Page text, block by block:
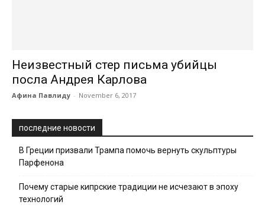
Неизвестный стер письма убийцы
посла Андрея Карлова
Афина Павлиду - November 6, 2017
последние новости
В Греции призвали Трампа помочь вернуть скульптуры
Парфенона
Почему старые кипрские традиции не исчезают в эпоху
технологий